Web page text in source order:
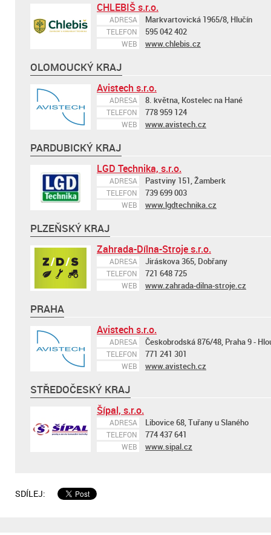
CHLEBIŠ s.r.o.
ADRESA Markvartovická 1965/8, Hlučín
TELEFON 595 042 402
WEB www.chlebis.cz
OLOMOUCKÝ KRAJ
Avistech s.r.o.
ADRESA 8. května, Kostelec na Hané
TELEFON 778 959 124
WEB www.avistech.cz
PARDUBICKÝ KRAJ
LGD Technika, s.r.o.
ADRESA Pastviny 151, Žamberk
TELEFON 739 699 003
WEB www.lgdtechnika.cz
PLZEŇSKÝ KRAJ
Zahrada-Dílna-Stroje s.r.o.
ADRESA Jiráskova 365, Dobřany
TELEFON 721 648 725
WEB www.zahrada-dilna-stroje.cz
PRAHA
Avistech s.r.o.
ADRESA Českobrodská 876/48, Praha 9 -
TELEFON 771 241 301
WEB www.avistech.cz
STŘEDOČESKÝ KRAJ
Šípal, s.r.o.
ADRESA Libovice 68, Tuřany u Slaného
TELEFON 774 437 641
WEB www.sipal.cz
SDÍLEJ: